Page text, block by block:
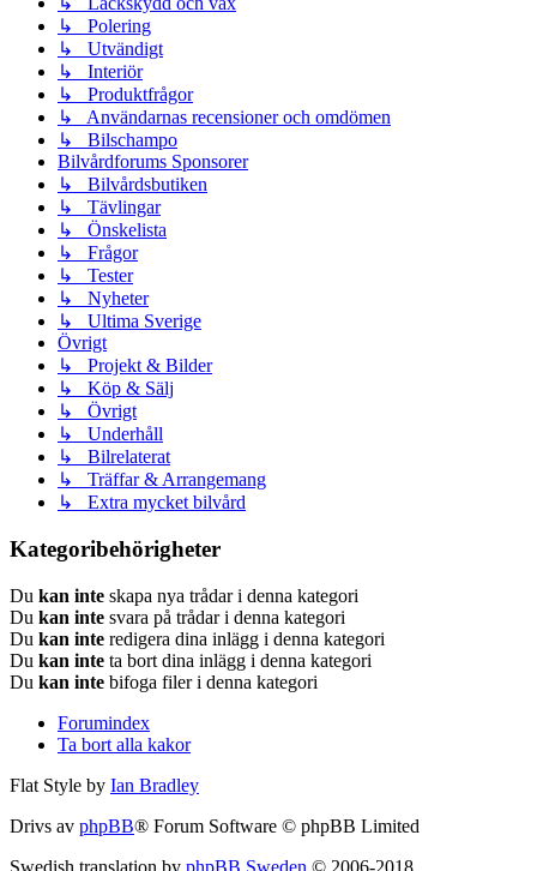
↳ Polering
↳ Utvändigt
↳ Interiör
↳ Produktfrågor
↳ Användarnas recensioner och omdömen
↳ Bilschampo
Bilvårdforums Sponsorer
↳ Bilvårdsbutiken
↳ Tävlingar
↳ Önskelista
↳ Frågor
↳ Tester
↳ Nyheter
↳ Ultima Sverige
Övrigt
↳ Projekt & Bilder
↳ Köp & Sälj
↳ Övrigt
↳ Underhåll
↳ Bilrelaterat
↳ Träffar & Arrangemang
↳ Extra mycket bilvård
Kategoribehörigheter
Du kan inte skapa nya trådar i denna kategori
Du kan inte svara på trådar i denna kategori
Du kan inte redigera dina inlägg i denna kategori
Du kan inte ta bort dina inlägg i denna kategori
Du kan inte bifoga filer i denna kategori
Forumindex
Ta bort alla kakor
Flat Style by Ian Bradley
Drivs av phpBB® Forum Software © phpBB Limited
Swedish translation by phpBB Sweden © 2006-2018